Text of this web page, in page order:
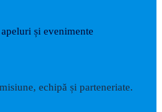
și evenimente
echipă și parteneriate.